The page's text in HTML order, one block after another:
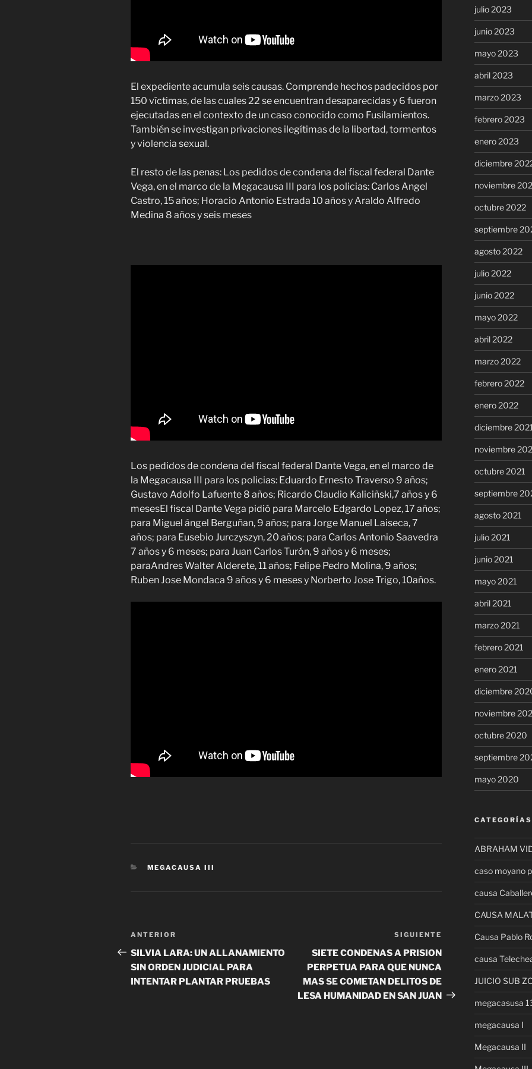
El expediente acumula seis causas. Comprende hechos padecidos por
150 víctimas, de las cuales 22 se encuentran desaparecidas y 6 fueron
ejecutadas en el contexto de un caso conocido como Fusilamientos.
También se investigan privaciones ilegítimas de la libertad, tormentos
y violencia sexual.
El resto de las penas: Los pedidos de condena del fiscal federal Dante
Vega, en el marco de la Megacausa III para los policias: Carlos Angel
Castro, 15 años; Horacio Antonio Estrada 10 años y Araldo Alfredo
Medina 8 años y seis meses
Los pedidos de condena del fiscal federal Dante Vega, en el marco de
la Megacausa III para los policias: Eduardo Ernesto Traverso 9 años;
Gustavo Adolfo Lafuente 8 años; Ricardo Claudio Kaliciñski,7 años y 6
mesesEl fiscal Dante Vega pidió para Marcelo Edgardo Lopez, 17 años;
para Miguel ángel Berguñan, 9 años; para Jorge Manuel Laiseca, 7
años; para Eusebio Jurczyszyn, 20 años; para Carlos Antonio Saavedra
7 años y 6 meses; para Juan Carlos Turón, 9 años y 6 meses;
paraAndres Walter Alderete, 11 años; Felipe Pedro Molina, 9 años;
Ruben Jose Mondaca 9 años y 6 meses y Norberto Jose Trigo, 10años.
CATEGORÍAS
MEGACAUSA III
Navegación
de
entradas
Entrada
anterior
ANTERIOR
SILVIA LARA: UN ALLANAMIENTO
SIN ORDEN JUDICIAL PARA
INTENTAR PLANTAR PRUEBAS
Siguiente
entrada
SIGUIENTE
SIETE CONDENAS A PRISION
PERPETUA PARA QUE NUNCA
MAS SE COMETAN DELITOS DE
LESA HUMANIDAD EN SAN JUAN
julio 2023
junio 2023
mayo 2023
abril 2023
marzo 2023
febrero 2023
enero 2023
diciembre
noviembre
octubre 2022
septiembre
agosto 2022
julio 2022
junio 2022
mayo 2022
abril 2022
marzo 2022
febrero 2022
enero 2022
diciembre 2021
noviembre
octubre 2021
septiembre
agosto 2021
julio 2021
junio 2021
mayo 2021
abril 2021
marzo 2021
febrero 2021
enero 2021
diciembre
noviembre
octubre 2020
septiembre
mayo 2020
CATEGORÍAS
ABRAHAM
caso moyano
causa
CAUSA
Causa Pablo
causa
JUICIO SUB
megacasusa
megacausa I
Megacausa II